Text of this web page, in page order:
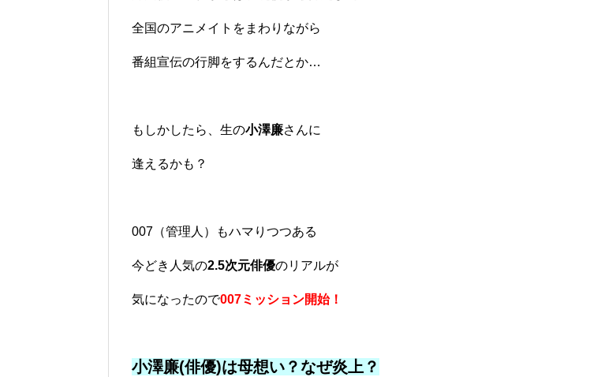
全国のアニメイトをまわりながら
番組宣伝の行脚をするんだとか…
もしかしたら、生の小澤廉さんに
逢えるかも？
007（管理人）もハマりつつある
今どき人気の2.5次元俳優のリアルが
気になったので007ミッション開始！
小澤廉(俳優)は母想い？なぜ炎上？